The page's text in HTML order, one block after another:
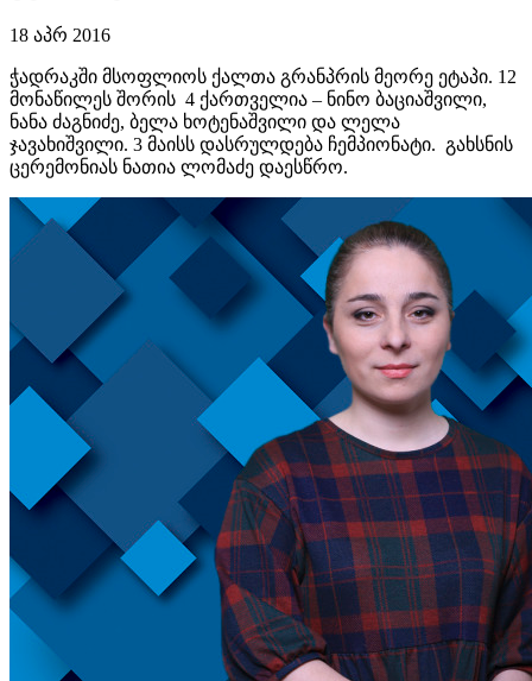
18 აპრ 2016
ჭადრაკში მსოფლიოს ქალთა გრანპრის მეორე ეტაპი. 12
მონაწილეს შორის 4 ქართველია – ნინო ბაციაშვილი,
ნანა ძაგნიძე, ბელა ხოტენაშვილი და ლელა
ჯავახიშვილი. 3 მაისს დასრულდება ჩემპიონატი. გახსნის
ცერემონიას ნათია ლომაძე დაესწრო.